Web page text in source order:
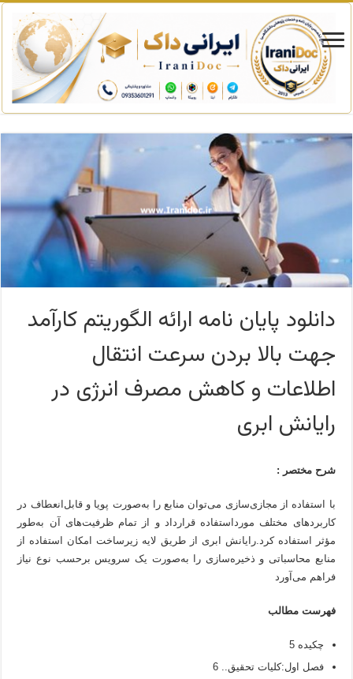
دانلود پایان نامه ارائه الگوریتم کارآمد
جهت بالا بردن سرعت انتقال
اطلاعات و کاهش مصرف انرژی در
رایانش ابری
شرح مختصر :
با استفاده از مجازی‌سازی می‌توان منابع را به‌صورت پویا و قابل‌انعطاف در
کاربردهای مختلف مورداستفاده قرارداد و از تمام ظرفیت‌های آن به‌طور
مؤثر استفاده کرد.رایانش ابری از طریق لایه زیرساخت امکان استفاده از
منابع محاسباتی و ذخیره‌سازی را به‌صورت یک سرویس برحسب نوع نیاز
فراهم می‌آورد
فهرست مطالب
چکیده 5
فصل اول:کلیات تحقیق.. 6